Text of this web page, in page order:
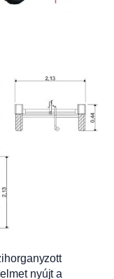
nyújt a